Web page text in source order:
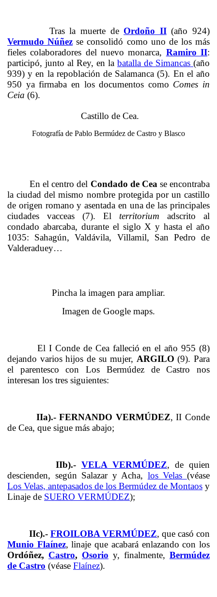
Tras la muerte de Ordoño II(año 924)
Vermudo Núñez se consolidó como uno de los más
fieles colaboradores del nuevo monarca, Ramiro II:
participó, junto al Rey, en la batalla de Simancas (año
939) y en la repoblación de Salamanca (5). En el año
950 ya firmaba en los documentos como Comes in
Ceia (6).
Castillo de Cea.
Fotografía de Pablo Bermúdez de Castro y Blasco
En el centro del Condado de Cea se encontraba
la ciudad del mismo nombre protegida por un castillo
de origen romano y asentada en una de las principales
ciudades vacceas (7). El territorium adscrito al
condado abarcaba, durante el siglo X y hasta el año
1035: Sahagún, Valdávila, Villamil, San Pedro de
Valderaduey…
Pincha la imagen para ampliar.
Imagen de Google maps.
El I Conde de Cea falleció en el año 955 (8)
dejando varios hijos de su mujer, ARGILO (9). Para
el parentesco con Los Bermúdez de Castro nos
interesan los tres siguientes:
IIa).- FERNANDO VERMÚDEZ, II Conde
de Cea, que sigue más abajo;
IIb).- VELA VERMÚDEZ, de quien
descienden, según Salazar y Acha, los Velas(véase
Los Velas, antepasados de los Bermúdez de Montaos y
Linaje de SUERO VERMÚDEZ);
IIc).- FROILOBA VERMÚDEZ, que casó con
Munio Flaínez, linaje que acabará enlazando con los
Ordóñez, Castro, Osorio y, finalmente, Bermúdez
de Castro (véase Flaínez).